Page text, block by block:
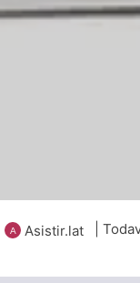
Asistir.lat |